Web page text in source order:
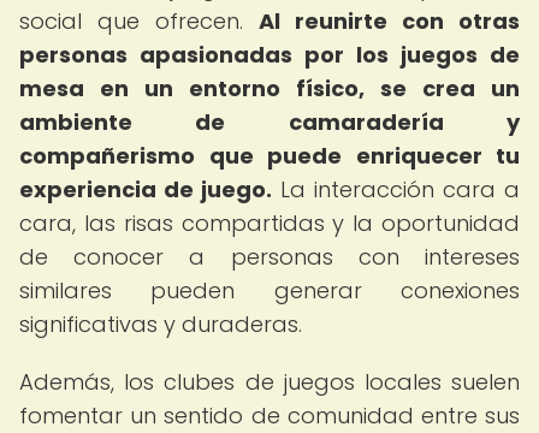
social que ofrecen. Al reunirte con otras
personas apasionadas por los juegos de
mesa en un entorno físico, se crea un
ambiente de camaradería y
compañerismo que puede enriquecer tu
experiencia de juego. La interacción cara a
cara, las risas compartidas y la oportunidad
de conocer a personas con intereses
similares pueden generar conexiones
significativas y duraderas.
Además, los clubes de juegos locales suelen
fomentar un sentido de comunidad entre sus